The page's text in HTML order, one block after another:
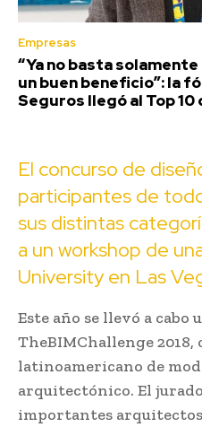
Empresas
“Ya no basta
un buen beneficio”: la
Seguros llegó al Top
El concurso de
participantes de
sus distintas
a un workshop de
University en Las
Este año se llevó a cabo
TheBIMChallenge 2018,
latinoamericano de
arquitectónico. El
importantes